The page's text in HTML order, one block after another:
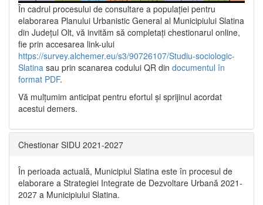
În cadrul procesului de consultare a populaţiei pentru
elaborarea Planului Urbanistic General al Municipiului Slatina
din Județul Olt, vă invităm să completați chestionarul online,
fie prin accesarea link-ului
https://survey.alchemer.eu/s3/90726107/Studiu-sociologic-
Slatina sau prin scanarea codului QR din documentul în
format PDF.
Vă mulţumim anticipat pentru efortul şi sprijinul acordat
acestui demers.
Chestionar SIDU 2021-2027
În perioada actuală, Municipiul Slatina este în procesul de
elaborare a Strategiei Integrate de Dezvoltare Urbană 2021‐
2027 a Municipiului Slatina.